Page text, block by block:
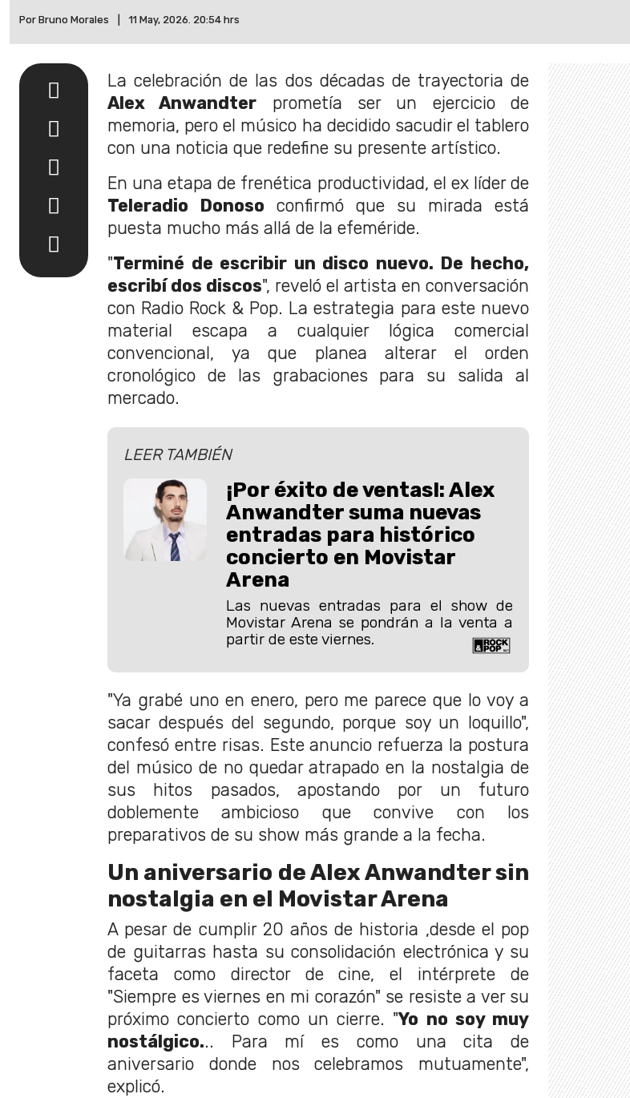
Por Bruno Morales 11 May, 2026. 20:54 hrs
La celebración de las dos décadas de trayectoria de
Alex Anwandter prometía ser un ejercicio de
memoria, pero el músico ha decidido sacudir el tablero
con una noticia que redefine su presente artístico.
En una etapa de frenética productividad, el ex líder de
Teleradio Donoso confirmó que su mirada está
puesta mucho más allá de la efeméride.
"Terminé de escribir un disco nuevo. De hecho,
escribí dos discos", reveló el artista en conversación
con Radio Rock & Pop. La estrategia para este nuevo
material escapa a cualquier lógica comercial
convencional, ya que planea alterar el orden
cronológico de las grabaciones para su salida al
mercado.
LEER TAMBIÉN
¡Por éxito de ventas!: Alex
Anwandter suma nuevas
entradas para histórico
concierto en Movistar
Arena
Las nuevas entradas para el show de
Movistar Arena se pondrán a la venta a
partir de este viernes.
"Ya grabé uno en enero, pero me parece que lo voy a
sacar después del segundo, porque soy un loquillo",
confesó entre risas. Este anuncio refuerza la postura
del músico de no quedar atrapado en la nostalgia de
sus hitos pasados, apostando por un futuro
doblemente ambicioso que convive con los
preparativos de su show más grande a la fecha.
Un aniversario de Alex Anwandter sin
nostalgia en el Movistar Arena
A pesar de cumplir 20 años de historia ,desde el pop
de guitarras hasta su consolidación electrónica y su
faceta como director de cine, el intérprete de
"Siempre es viernes en mi corazón" se resiste a ver su
próximo concierto como un cierre. "Yo no soy muy
nostálgico... Para mí es como una cita de
aniversario donde nos celebramos mutuamente",
explicó.